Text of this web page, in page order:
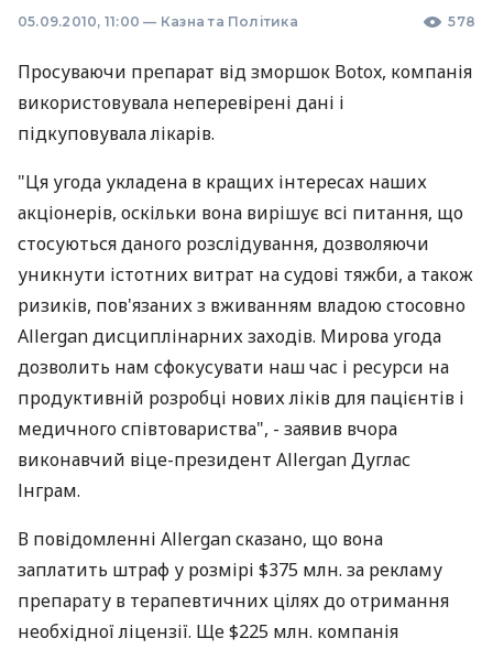
05.09.2010, 11:00 — Казна та Політика 578
Просуваючи препарат від зморшок Botox, компанія
використовувала неперевірені дані і
підкуповувала лікарів.
"Ця угода укладена в кращих інтересах наших
акціонерів, оскільки вона вирішує всі питання, що
стосуються даного розслідування, дозволяючи
уникнути істотних витрат на судові тяжби, а також
ризиків, пов'язаних з вживанням владою стосовно
Allergan дисциплінарних заходів. Мирова угода
дозволить нам сфокусувати наш час і ресурси на
продуктивній розробці нових ліків для пацієнтів і
медичного співтовариства", - заявив вчора
виконавчий віце-президент Allergan Дуглас
Інграм.
В повідомленні Allergan сказано, що вона
заплатить штраф у розмірі $375 млн. за рекламу
препарату в терапевтичних цілях до отримання
необхідної ліцензії. Ще $225 млн. компанія